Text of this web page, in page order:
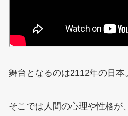
舞台となるのは2112年の日本。
そこでは人間の心理や性格が